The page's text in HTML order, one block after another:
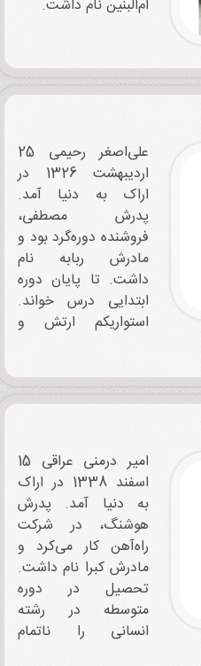
ام‌البنین نام داشت.
علی‌اصغر رحیمی 25
اردیبهشت 1326 در
اراک به دنیا آمد.
پدرش مصطفی،
فروشنده دوره‌گرد بود و
مادرش ربابه نام
داشت. تا پایان دوره
ابتدایی درس خواند.
استواریکم ارتش و
امیر درمنی ‌عراقی 15
اسفند 1338 در اراک
به دنیا آمد. پدرش
هوشنگ، در شرکت
راه‌آهن کار می‌کرد و
مادرش کبرا نام داشت.
تحصیل در دوره
متوسطه در رشته
انسانی را ناتمام